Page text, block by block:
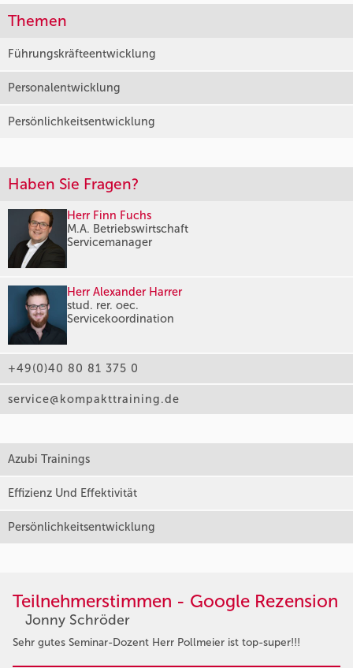
Themen
Führungskräfteentwicklung
Personalentwicklung
Persönlichkeitsentwicklung
Haben Sie Fragen?
Herr Finn Fuchs
M.A. Betriebswirtschaft
Servicemanager
Herr Alexander Harrer
stud. rer. oec.
Servicekoordination
+49(0)40 80 81 375 0
service@kompakttraining.de
Azubi Trainings
Effizienz Und Effektivität
Persönlichkeitsentwicklung
Teilnehmerstimmen - Google Rezension
Jonny Schröder
Sehr gutes Seminar-Dozent Herr Pollmeier ist top-super!!!